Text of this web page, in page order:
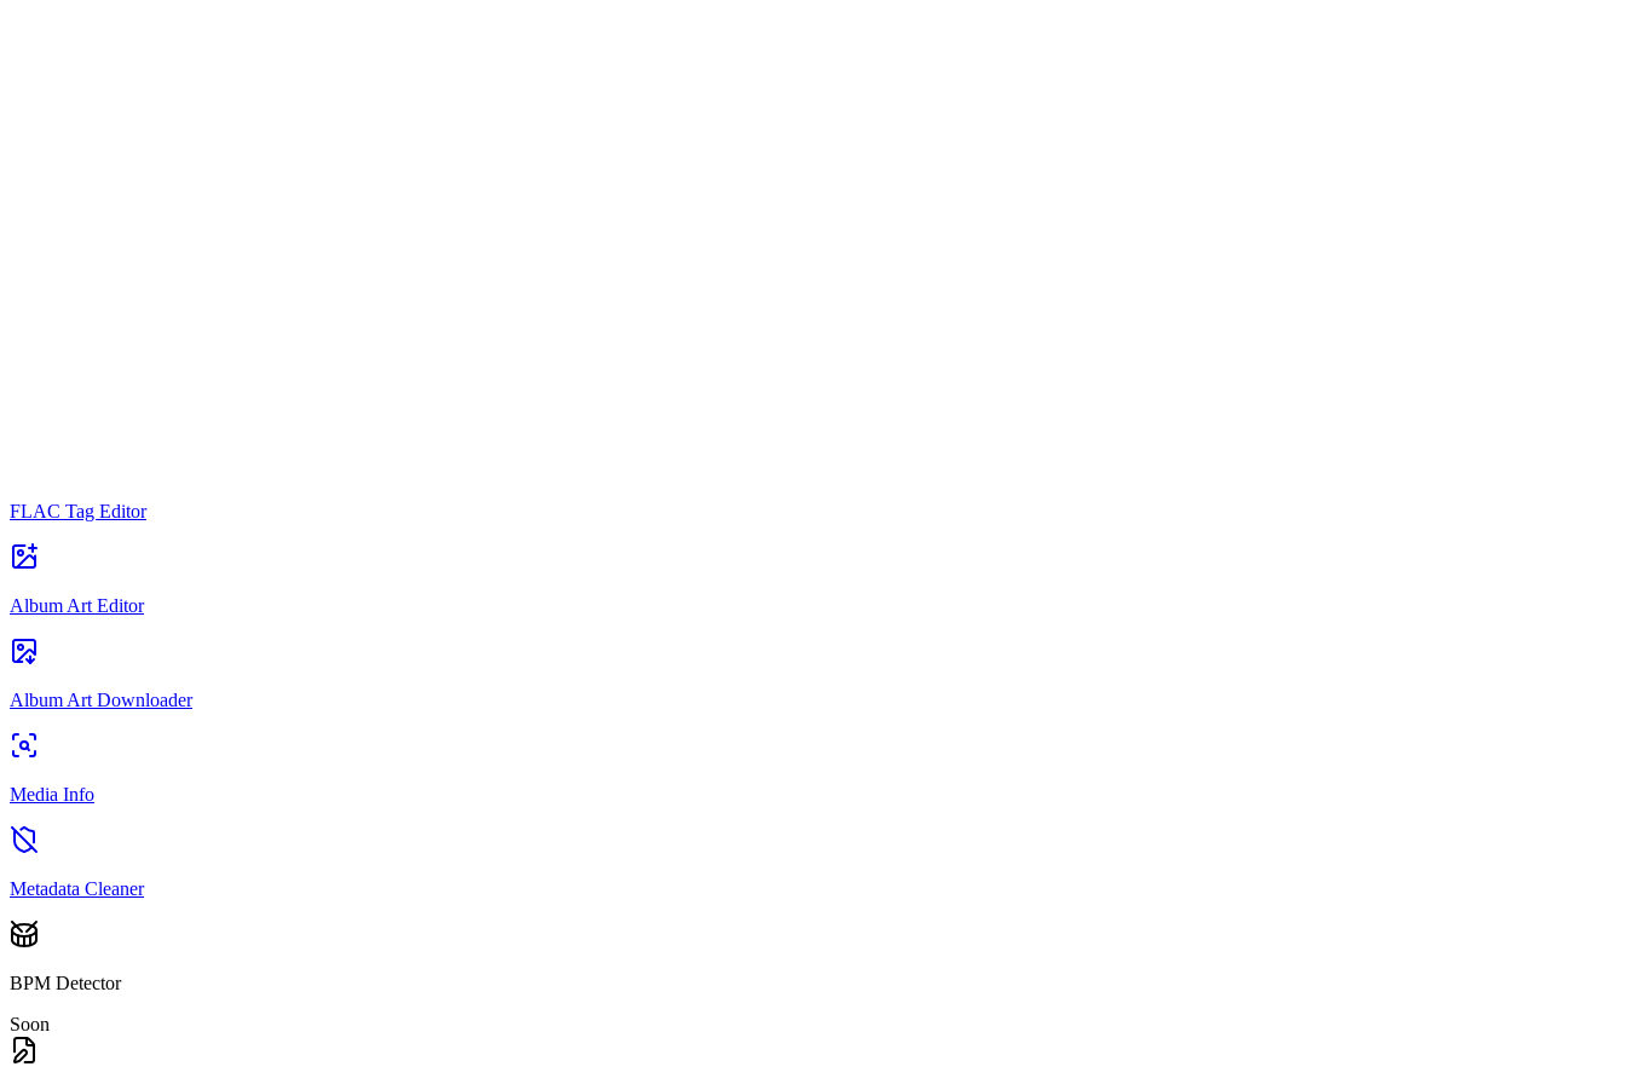
FLAC Tag Editor
Album Art Editor
Album Art Downloader
Media Info
Metadata Cleaner
BPM Detector
Soon